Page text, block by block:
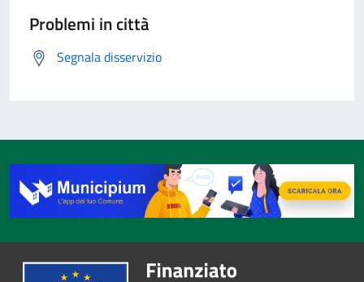
Problemi in città
Segnala disservizio